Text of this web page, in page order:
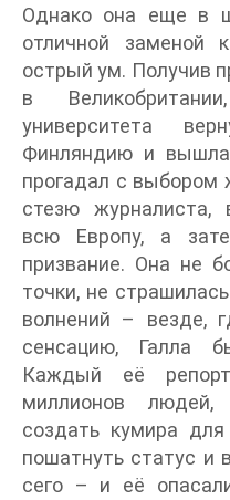
Однако она еще в
отличной заменой
острый ум. Получив
в
университета
Финляндию и
прогадал с выбором
стезю журналиста,
всю Европу, а
призвание. Она не
точки, не
волнений – везде,
сенсацию, Галла
Каждый её
миллионов
создать кумира
пошатнуть статус и
сего – и её